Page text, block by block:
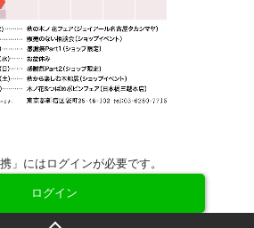
」にはログインが必要です。
ログイン